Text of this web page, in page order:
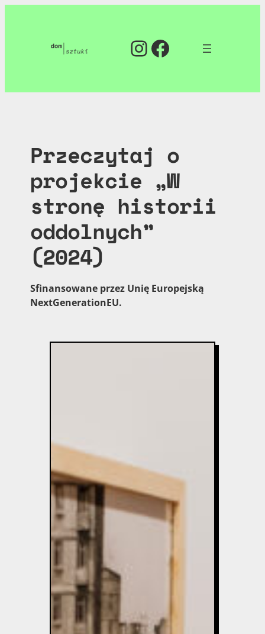
InstagramFacebook
Przeczytaj o
projekcie „W
stronę historii
oddolnych”
(2024)
Sfinansowane przez Unię Europejską
NextGenerationEU.